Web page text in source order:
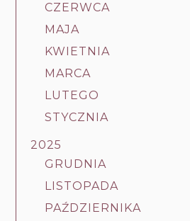
CZERWCA
MAJA
KWIETNIA
MARCA
LUTEGO
STYCZNIA
2025
GRUDNIA
LISTOPADA
PAŹDZIERNIKA